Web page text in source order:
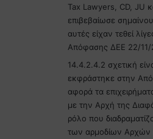
Tax Lawyers, CD, JU
επιβεβαίωσε
αυτές είχαν τεθεί
Απόφασης ΔΕΕ 22/11/
14.4.2.4.2 σχετική
εκφράστηκε στην
αφορά τα
με την Αρχή της
ρόλο που
των αρμοδίων Αρχών